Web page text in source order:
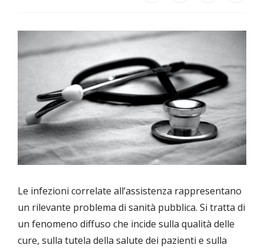
Le infezioni correlate all’assistenza rappresentano
un rilevante problema di sanità pubblica. Si tratta di
un fenomeno diffuso che incide sulla qualità delle
cure, sulla tutela della salute dei pazienti e sulla